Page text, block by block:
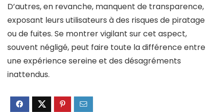
D’autres, en revanche, manquent de transparence,
exposant leurs utilisateurs à des risques de piratage
ou de fuites. Se montrer vigilant sur cet aspect,
souvent négligé, peut faire toute la différence entre
une expérience sereine et des désagréments
inattendus.